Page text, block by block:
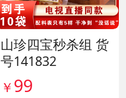
山珍四宝秒杀组 货
号141832
￥ 99